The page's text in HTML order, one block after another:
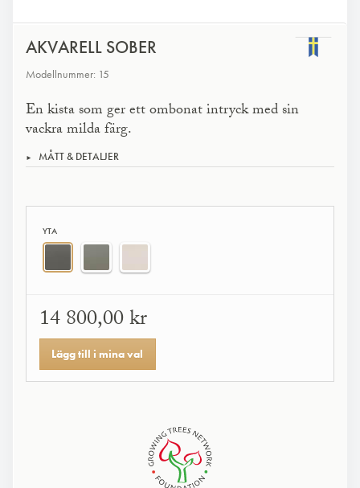
AKVARELL SOBER
Modellnummer: 15
En kista som ger ett ombonat intryck med sin
vackra milda färg.
MÅTT & DETALJER
YTA
14 800,00 kr
Lägg till i mina val